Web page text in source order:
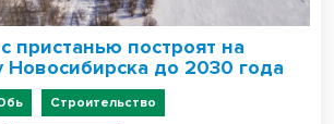
пристанью построят на
Новосибирска до 2030 года
Строительство